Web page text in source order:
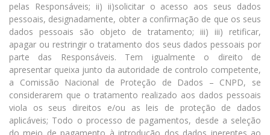
pelas Responsáveis; ii) ii)solicitar o acesso aos seus dados
pessoais, designadamente, obter a confirmação de que os seus
dados pessoais são objeto de tratamento; iii) iii) retificar,
apagar ou restringir o tratamento dos seus dados pessoais por
parte das Responsáveis. Tem igualmente o direito de
apresentar queixa junto da autoridade de controlo competente,
a Comissão Nacional de Proteção de Dados – CNPD, se
considerarem que o tratamento realizado aos dados pessoais
viola os seus direitos e/ou as leis de proteção de dados
aplicáveis; Todo o processo de pagamentos, desde a seleção